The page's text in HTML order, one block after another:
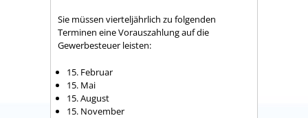
Sie müssen vierteljährlich zu folgenden
Terminen eine Vorauszahlung auf die
Gewerbesteuer leisten:
15. Februar
15. Mai
15. August
15. November